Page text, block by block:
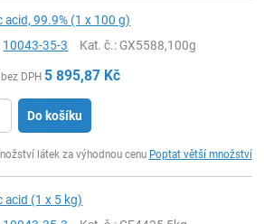
acid, 99.9% (1 x 100 g)
10043-35-3 Kat. č.: GX5588,100g
DPH 5 895,87 Kč
Do košíku
látek za výhodnou cenu Poptat větší množství
acid (1 x 5 kg)